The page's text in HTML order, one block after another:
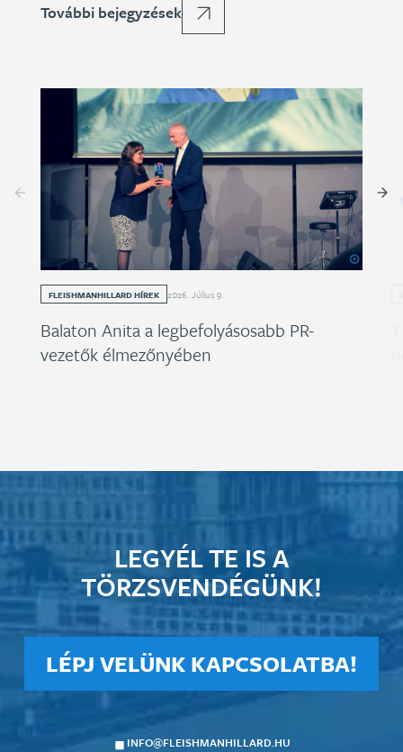
További bejegyzések
FLEISHMANHILLARD HÍREK 2026. Július9.
Balaton Anita a legbefolyásosabb PR-
vezetők élmezőnyében
LEGYÉL TE IS A
TÖRZSVENDÉGÜNK!
LÉPJ VELÜNK KAPCSOLATBA!
INFO@FLEISHMANHILLARD.HU